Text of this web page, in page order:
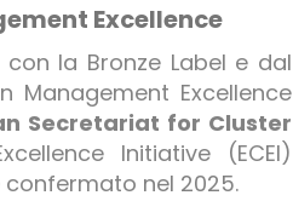
Excellence
la Bronze Label e dal
Management Excellence
Secretariat for Cluster
Initiative (ECEI)
nel 2025.